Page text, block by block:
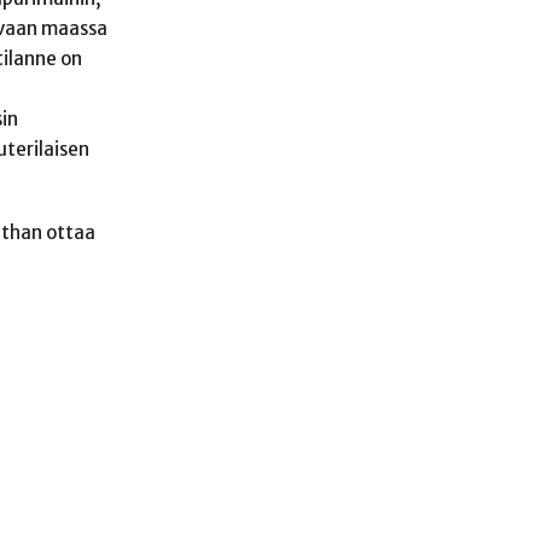
maassa
on
ottaa